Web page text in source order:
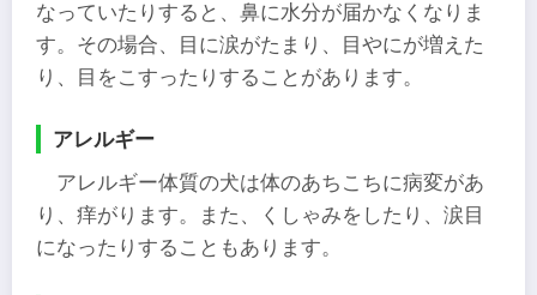
なっていたりすると、鼻に水分が届かなくなりま
す。その場合、目に涙がたまり、目やにが増えた
り、目をこすったりすることがあります。
アレルギー
アレルギー体質の犬は体のあちこちに病変があ
り、痒がります。また、くしゃみをしたり、涙目
になったりすることもあります。